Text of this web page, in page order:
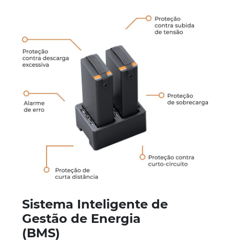
Sistema Inteligente de
Gestão de Energia
(BMS)